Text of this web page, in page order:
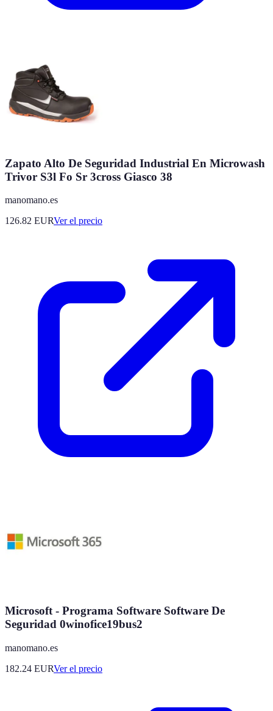
Zapato Alto De Seguridad Industrial En Microwash
Trivor S3l Fo Sr 3cross Giasco 38
manomano.es
126.82 EURVer el precio
Microsoft - Programa Software Software De
Seguridad 0winofice19bus2
manomano.es
182.24 EURVer el precio